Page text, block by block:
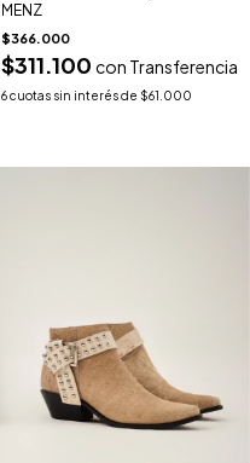
MENZ
$366.000
$311.100 con Transferencia
6 cuotas sin interés de $61.000